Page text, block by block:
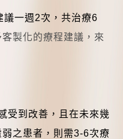
議一週 2次，共治療6
製化的療程建議，來
受到改善，且在未來幾
之患者，則需3-6次療